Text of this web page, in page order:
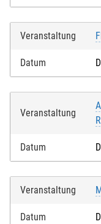
Veranstaltung
Datum
Veranstaltung
Datum
Veranstaltung
Datum